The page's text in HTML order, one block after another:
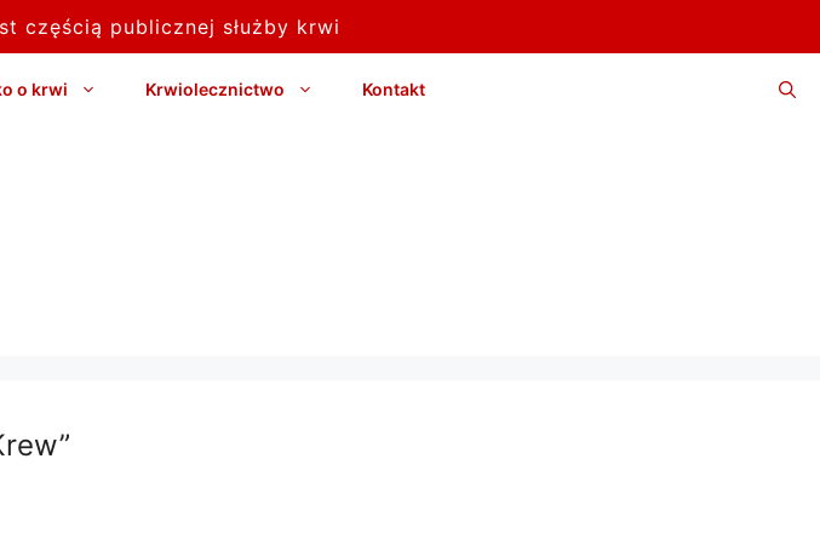
częścią publicznej służby krwi
o krwi Krwiolecznictwo Kontakt